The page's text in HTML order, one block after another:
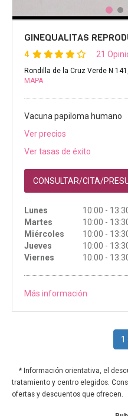
GINEQUALITAS
4 21
Rondilla de la Cruz Verde N
MAPA
Vacuna papiloma humano
Ver precios
Ver tasas de éxito
CONSULTAR/CITA/
Lunes
10:00 -
Martes
10:00 -
Miércoles
10:00 -
Jueves
10:00 -
Viernes
10:00 -
Más información
1
* Información orientativa, el
tratamiento y centro elegidos.
ofertas y descuentos que ofrecen.